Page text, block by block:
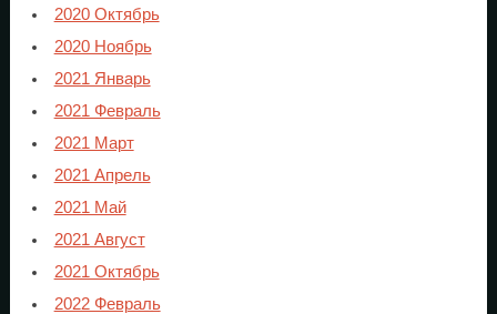
2020 Октябрь
2020 Ноябрь
2021 Январь
2021 Февраль
2021 Март
2021 Апрель
2021 Май
2021 Август
2021 Октябрь
2022 Февраль